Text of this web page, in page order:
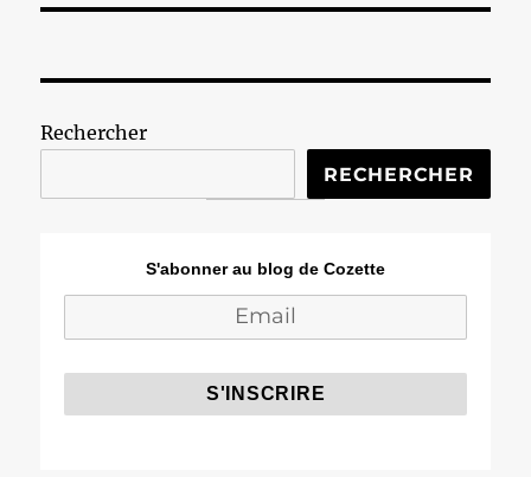
Rechercher
RECHERCHER
S'abonner au blog de Cozette